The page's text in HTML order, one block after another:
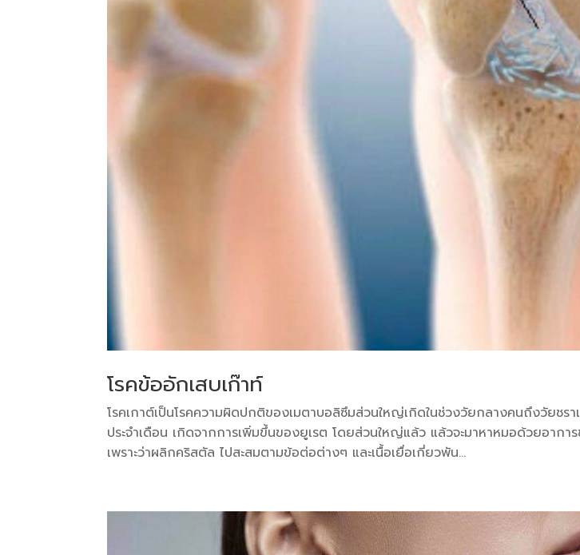
โรคข้ออักเสบเก๊าท์
โรคเกาต์เป็นโรคความผิดปกติของเมตาบอลิซึมส่วนใหญ่เกิดในช่วงวัยกลางคนถึงวัยช
ประจำเดือน เกิดจากการเพิ่มขึ้นของยูเรต โดยส่วนใหญ่แล้ว แล้วจะมาหาหมอด้วยอาก
เพราะว่าผลิกคริสตัล ไปสะสมตามข้อต่อต่างๆ และเนื้อเยื่อเกี่ยวพัน...